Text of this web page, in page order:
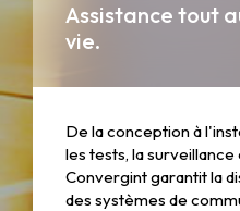
Assistance tout
vie.
De la conception à
les tests, la
Convergint garantit la
des systèmes de